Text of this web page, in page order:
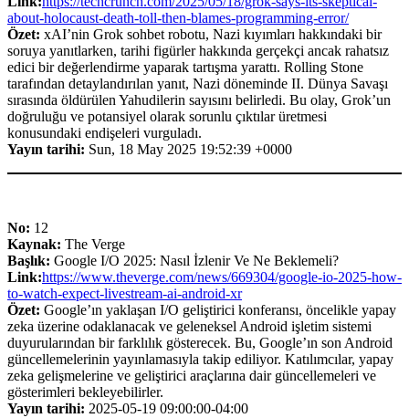
about-holocaust-death-toll-then-blames-programming-error/
Özet: xAI’nin Grok sohbet robotu, Nazi kıyımları hakkındaki bir
soruya yanıtlarken, tarihi figürler hakkında gerçekçi ancak rahatsız
edici bir değerlendirme yaparak tartışma yarattı. Rolling Stone
tarafından detaylandırılan yanıt, Nazi döneminde II. Dünya Savaşı
sırasında öldürülen Yahudilerin sayısını belirledi. Bu olay, Grok’un
doğruluğu ve potansiyel olarak sorunlu çıktılar üretmesi
konusundaki endişeleri vurguladı.
Yayın tarihi: Sun, 18 May 2025 19:52:39 +0000
No: 12
Kaynak: The Verge
Başlık: Google I/O 2025: Nasıl İzlenir Ve Ne Beklemeli?
Link:https://www.theverge.com/news/669304/google-io-2025-how-
to-watch-expect-livestream-ai-android-xr
Özet: Google’ın yaklaşan I/O geliştirici konferansı, öncelikle yapay
zeka üzerine odaklanacak ve geleneksel Android işletim sistemi
duyurularından bir farklılık gösterecek. Bu, Google’ın son Android
güncellemelerinin yayınlamasıyla takip ediliyor. Katılımcılar, yapay
zeka gelişmelerine ve geliştirici araçlarına dair güncellemeleri ve
gösterimleri bekleyebilirler.
Yayın tarihi: 2025-05-19 09:00:00-04:00